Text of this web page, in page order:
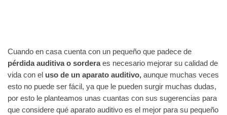
Cuando en casa cuenta con un pequeño que padece de
pérdida auditiva o sorderaes necesario mejorar su calidad de
vida con el uso de un aparato auditivo, aunque muchas veces
esto no puede ser fácil, ya que le pueden surgir muchas dudas,
por esto le planteamos unas cuantas con sus sugerencias para
que considere qué aparato auditivo es el mejor para su pequeño